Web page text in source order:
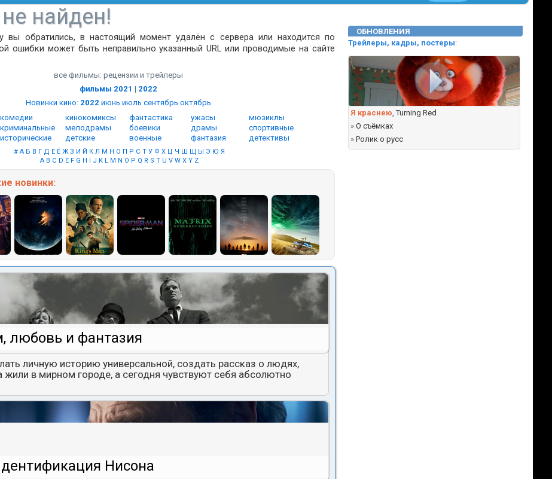
найден!
вы обратились, в настоящий момент удалён с сервера или находится по
ошибки может быть неправильно указанный URL или проводимые на сайте
все фильмы: рецензии и трейлеры
фильмы 2021 | 2022
Новинки кино: 2022 июнь июль сентябрь октябрь
комедии кинокомиксы фантастика ужасы
мюзиклы
криминальные мелодрамы боевики драмы
спортивные
исторические детские военные фантазия детективы
# А Б В Г Д Е Ё Ж З И Й К Л М Н О П Р С Т У Ф Х Ц Ч Ш Щ Ы Э Ю Я
A B C D E F G H I J K L M N O P Q R S T U V W X Y Z
новинки:
любовь и фантазия
личную историю универсальной, создать рассказ о людях,
в мирном городе, а сегодня чувствуют себя абсолютно
Нисона
ОБНОВЛЕНИЯ
Трейлеры, кадры, постеры:
Я краснею, Turning Red
» О съёмках
» Ролик о русс